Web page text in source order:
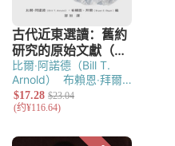
比爾‧阿諾德（Bill T.
Arnold）
布賴恩‧拜爾
（Bryan E. Beyer）